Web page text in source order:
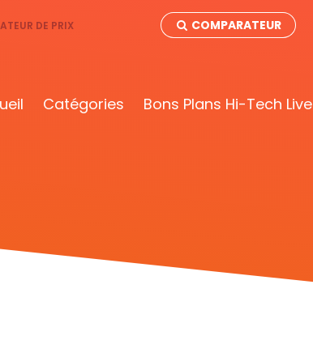
DE PRIX COMPARATEUR
Catégories Bons Plans Hi-Tech Live